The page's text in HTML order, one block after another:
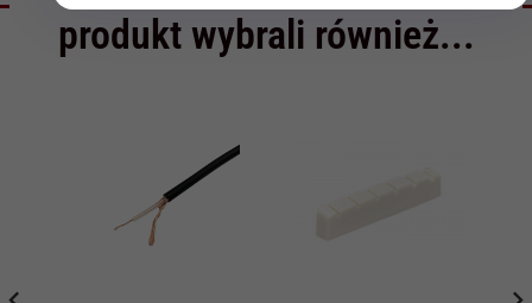
produkt wybrali również...